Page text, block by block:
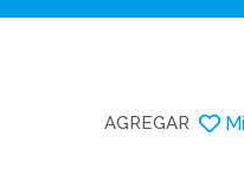
AGREGAR